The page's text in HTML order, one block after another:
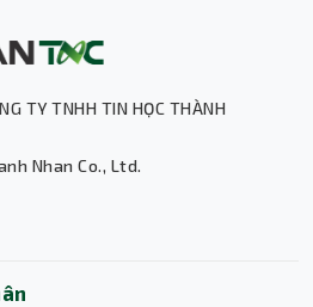
TY TNHH TIN HỌC THÀNH
Nhan Co., Ltd.